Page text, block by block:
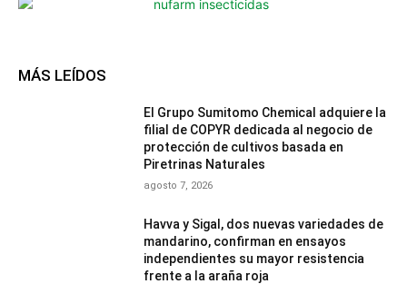
MÁS LEÍDOS
El Grupo Sumitomo Chemical adquiere la
filial de COPYR dedicada al negocio de
protección de cultivos basada en
Piretrinas Naturales
agosto 7, 2026
Havva y Sigal, dos nuevas variedades de
mandarino, confirman en ensayos
independientes su mayor resistencia
frente a la araña roja